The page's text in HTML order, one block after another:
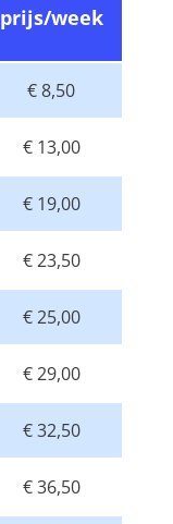
prijs/week
€ 8,50
€ 13,00
€ 19,00
€ 23,50
€ 25,00
€ 29,00
€ 32,50
€ 36,50